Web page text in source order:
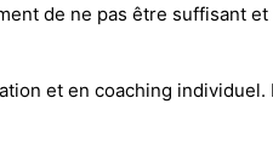
de ne pas être suffisant
et en coaching